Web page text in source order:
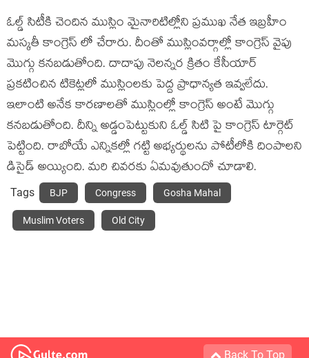
ఓల్డ్ సిటీకి చెందిన ముస్లిం మైనారిటిల్లోని ప్రముఖ నేత ఇబ్రహీం
మస్కతీ కాంగ్రెస్ లో చేరారు. దీంతో ముస్లింవర్గాల్లో కాంగ్రెస్ వైపు
మొగ్గు కనబడుతోంది. దాదాపు నెలన్నర క్రితం కేసీయార్
ప్రకటించిన టికెట్లలో ముస్లింలకు పెద్ద ప్రాధాన్యత ఇవ్వలేదు.
ఇలాంటి అనేక కారణాలతో ముస్లింల్లో కాంగ్రెస్ అంటే మొగ్గు
కనబడుతోంది. దీన్ని అడ్డంపెట్టుకుని ఓల్డ్ సిటి పై కాంగ్రెస్ టార్గెట్
పెట్టింది. రాబోయే ఎన్నికల్లో గట్టి అభ్యర్థులను పోటీలోకి దింపాలని
డిసైడ్ అయ్యింది. మరి చివరకు ఏమవుతుందో చూడాలి.
Tags BJP Congress Gosha Mahal
Muslim Voters Old City
Back To Top